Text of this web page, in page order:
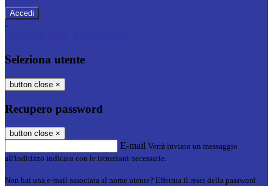
-
Seleziona utente
button close ×
Recupero password
button close ×
E-mail Verrà inviato un messaggio
all'indirizzo indicato con le istruzioni necessarie.
Non hai una e-mail associata al nome utente? Effettua il reset della password